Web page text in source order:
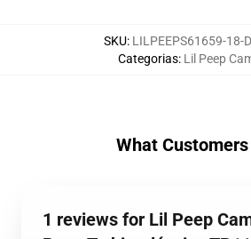
SKU: LILPEEPS61659-18-
Categorias: Lil Peep
What Customers
1 reviews for Lil Peep